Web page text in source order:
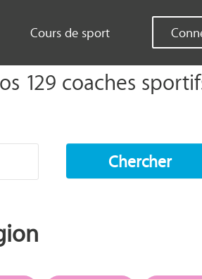
Cours de sport
129 coaches
Chercher